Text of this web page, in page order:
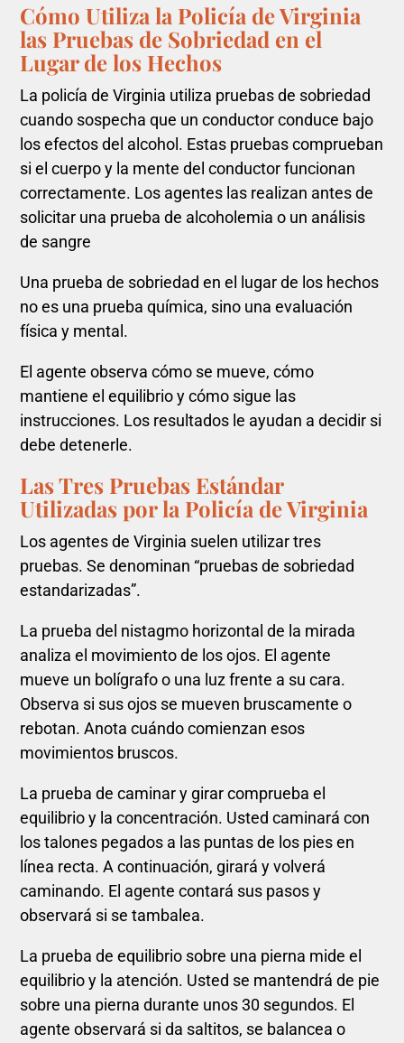
Cómo Utiliza la Policía de Virginia
las Pruebas de Sobriedad en el
Lugar de los Hechos
La policía de Virginia utiliza pruebas de sobriedad
cuando sospecha que un conductor conduce bajo
los efectos del alcohol. Estas pruebas comprueban
si el cuerpo y la mente del conductor funcionan
correctamente. Los agentes las realizan antes de
solicitar una prueba de alcoholemia o un análisis
de sangre
Una prueba de sobriedad en el lugar de los hechos
no es una prueba química, sino una evaluación
física y mental.
El agente observa cómo se mueve, cómo
mantiene el equilibrio y cómo sigue las
instrucciones. Los resultados le ayudan a decidir si
debe detenerle.
Las Tres Pruebas Estándar
Utilizadas por la Policía de Virginia
Los agentes de Virginia suelen utilizar tres
pruebas. Se denominan “pruebas de sobriedad
estandarizadas”.
La prueba del nistagmo horizontal de la mirada
analiza el movimiento de los ojos. El agente
mueve un bolígrafo o una luz frente a su cara.
Observa si sus ojos se mueven bruscamente o
rebotan. Anota cuándo comienzan esos
movimientos bruscos.
La prueba de caminar y girar comprueba el
equilibrio y la concentración. Usted caminará con
los talones pegados a las puntas de los pies en
línea recta. A continuación, girará y volverá
caminando. El agente contará sus pasos y
observará si se tambalea.
La prueba de equilibrio sobre una pierna mide el
equilibrio y la atención. Usted se mantendrá de pie
sobre una pierna durante unos 30 segundos. El
agente observará si da saltitos, se balancea o